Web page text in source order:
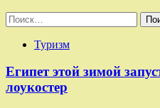
Найти:
Туризм
Египет этой зимой
лоукостер